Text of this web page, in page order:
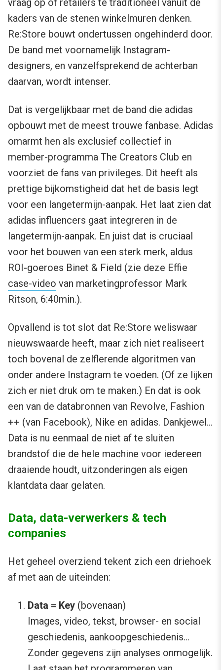
vraag op of retailers te traditioneel vanuit de
kaders van de stenen winkelmuren denken.
Re:Store bouwt ondertussen ongehinderd door.
De band met voornamelijk Instagram-
designers, en vanzelfsprekend de achterban
daarvan, wordt intenser.
Dat is vergelijkbaar met de band die adidas
opbouwt met de meest trouwe fanbase. Adidas
omarmt hen als exclusief collectief in
member-programma The Creators Club en
voorziet de fans van privileges. Dit heeft als
prettige bijkomstigheid dat het de basis legt
voor een langetermijn-aanpak. Het laat zien dat
adidas influencers gaat integreren in de
langetermijn-aanpak. En juist dat is cruciaal
voor het bouwen van een sterk merk, aldus
ROI-goeroes Binet & Field (zie deze Effie
case-video van marketingprofessor Mark
Ritson, 6:40min.).
Opvallend is tot slot dat Re:Store weliswaar
nieuwswaarde heeft, maar zich niet realiseert
toch bovenal de zelflerende algoritmen van
onder andere Instagram te voeden. (Of ze lijken
zich er niet druk om te maken.) En dat is ook
een van de databronnen van Revolve, Fashion
++ (van Facebook), Nike en adidas. Dankjewel…
Data is nu eenmaal de niet af te sluiten
brandstof die de hele machine voor iedereen
draaiende houdt, uitzonderingen als eigen
klantdata daar gelaten.
Data, data-verwerkers & tech
companies
Het geheel overziend tekent zich een driehoek
af met aan de uiteinden:
Data = Key (bovenaan)
Images, video, tekst, browser- en social
geschiedenis, aankoopgeschiedenis…
Zonder gegevens zijn analyses onmogelijk.